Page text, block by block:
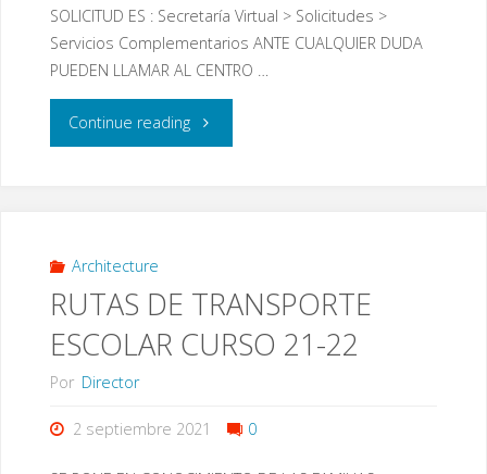
SOLICITUD ES : Secretaría Virtual > Solicitudes >
Servicios Complementarios ANTE CUALQUIER DUDA
PUEDEN LLAMAR AL CENTRO …
Continue reading"SOLICITUDES
GRATUIDAD
DE
Architecture
RUTAS DE TRANSPORTE
ESCOLAR CURSO 21-22
Por Director
2 septiembre 2021 0